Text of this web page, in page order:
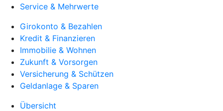
Service & Mehrwerte
Girokonto & Bezahlen
Kredit & Finanzieren
Immobilie & Wohnen
Zukunft & Vorsorgen
Versicherung & Schützen
Geldanlage & Sparen
Übersicht